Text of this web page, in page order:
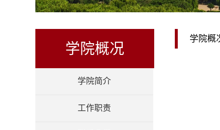
学院概况
学院简介
工作职责
学院概